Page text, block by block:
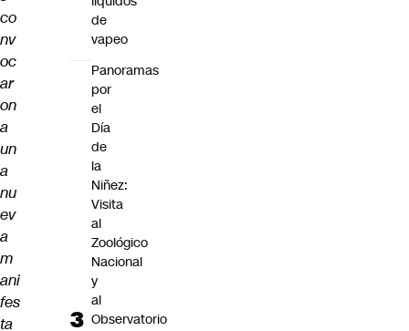
co
nv
oc
ar
on
a
un
a
nu
ev
a
m
ani
fes
ta
de
vapeo
Panoramas
por
el
Día
de
la
Niñez:
Visita
al
Zoológico
Nacional
y
al
Observatorio